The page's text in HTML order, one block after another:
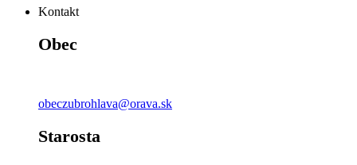
Kontakt
Obec
obeczubrohlava@orava.sk
Starosta